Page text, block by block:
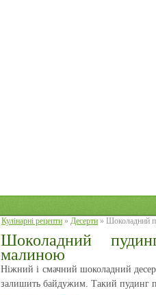
Кулінарні рецепти » Десерти » Шоколадний
Шоколадний
малиною
Ніжний і смачний шоколадний
залишить байдужим. Такий пудинг